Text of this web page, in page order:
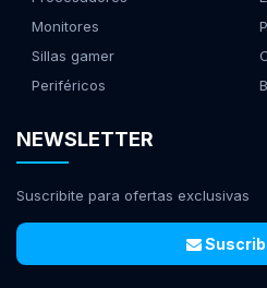
Monitores
Sillas gamer
Periféricos
NEWSLETTER
Suscribite para ofertas exclusivas